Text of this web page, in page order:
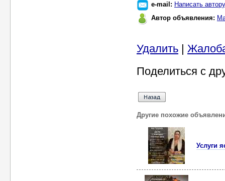
e-mail: Написать автору
Автор объявления:
Удалить |
Поделиться с
Другие похожие
Услуги